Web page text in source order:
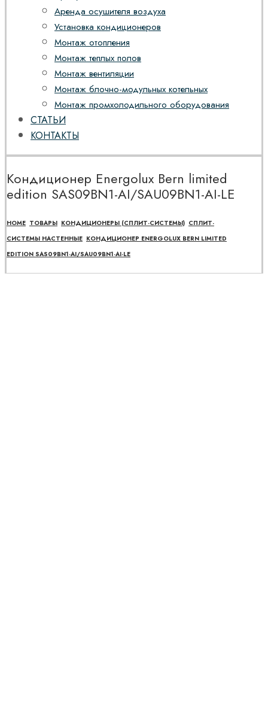
Аренда осушителя воздуха
Установка кондиционеров
Монтаж отопления
Монтаж теплых полов
Монтаж вентиляции
Монтаж блочно-модульных котельных
Монтаж промхолодильного оборудования
СТАТЬИ
КОНТАКТЫ
Кондиционер Energolux Bern limited
edition SAS09BN1-AI/SAU09BN1-AI-LE
HOME ТОВАРЫ КОНДИЦИОНЕРЫ (СПЛИТ-СИСТЕМЫ) СПЛИТ-
СИСТЕМЫ НАСТЕННЫЕ КОНДИЦИОНЕР ENERGOLUX BERN LIMITED
EDITION SAS09BN1-AI/SAU09BN1-AI-LE